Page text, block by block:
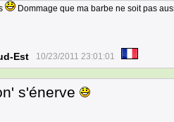
Dommage que ma barbe ne soit pas
Est 10/23/2011 23:01:01
s'énerve